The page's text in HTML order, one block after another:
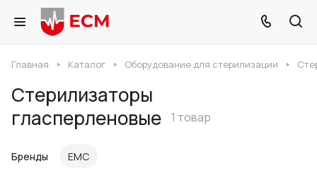
Главная Каталог Оборудование для стерилизации
Стерилизаторы
гласперленовые
1 товар
Бренды ЕМС